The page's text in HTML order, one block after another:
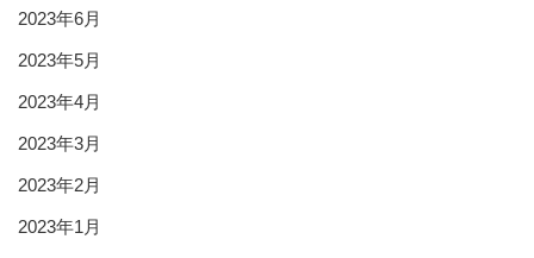
2023年6月
2023年5月
2023年4月
2023年3月
2023年2月
2023年1月